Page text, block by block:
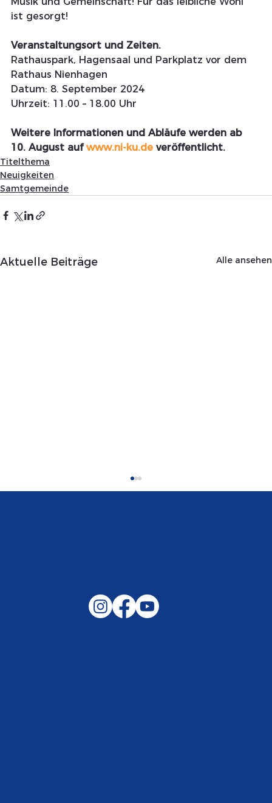
ist gesorgt!
Veranstaltungsort und Zeiten.
Rathauspark, Hagensaal und Parkplatz vor dem
Rathaus Nienhagen
Datum: 8. September 2024
Uhrzeit: 11.00 – 18.00 Uhr
Weitere Informationen und Abläufe werden ab
10. August auf www.ni-ku.de veröffentlicht.
Titelthema
Neuigkeiten
Samtgemeinde
Aktuelle Beiträge Alle ansehen
Gemeinsam auf außergewöhnliche